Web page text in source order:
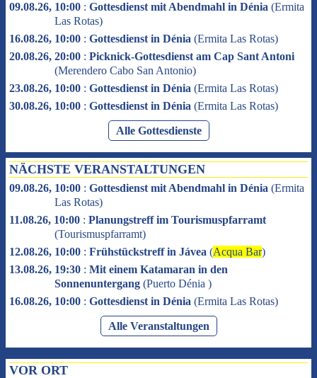
09.08.26, 10:00 : Gottesdienst mit Abendmahl in Dénia (Ermita
Las Rotas)
16.08.26, 10:00 : Gottesdienst in Dénia (Ermita Las Rotas)
20.08.26, 20:00 : Picknick-Gottesdienst am Cap Sant Antoni
(Merendero Cabo San Antonio)
23.08.26, 10:00 : Gottesdienst in Dénia (Ermita Las Rotas)
30.08.26, 10:00 : Gottesdienst in Dénia (Ermita Las Rotas)
Alle Gottesdienste
NÄCHSTE VERANSTALTUNGEN
09.08.26, 10:00 : Gottesdienst mit Abendmahl in Dénia (Ermita
Las Rotas)
11.08.26, 10:00 : Planungstreff im Tourismuspfarramt
(Tourismuspfarramt)
12.08.26, 10:00 : Frühstückstreff in Jávea (Acqua Bar)
13.08.26, 19:30 : Mit einem Katamaran in den
Sonnenuntergang (Puerto Dénia )
16.08.26, 10:00 : Gottesdienst in Dénia (Ermita Las Rotas)
Alle Veranstaltungen
VOR ORT